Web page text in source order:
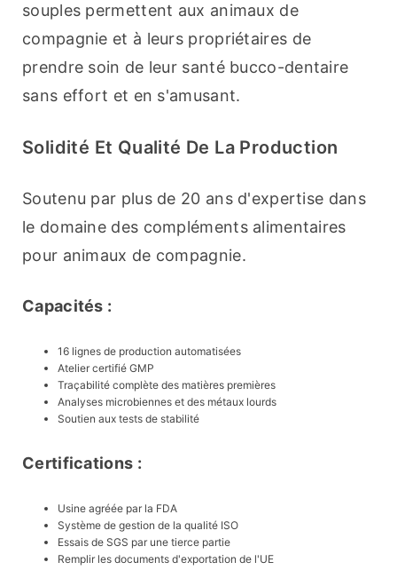
souples permettent aux animaux de
compagnie et à leurs propriétaires de
prendre soin de leur santé bucco-dentaire
sans effort et en s'amusant.
Solidité Et Qualité De La Production
Soutenu par plus de 20 ans d'expertise dans
le domaine des compléments alimentaires
pour animaux de compagnie.
Capacités :
16 lignes de production automatisées
Atelier certifié GMP
Traçabilité complète des matières premières
Analyses microbiennes et des métaux lourds
Soutien aux tests de stabilité
Certifications :
Usine agréée par la FDA
Système de gestion de la qualité ISO
Essais de SGS par une tierce partie
Remplir les documents d'exportation de l'UE